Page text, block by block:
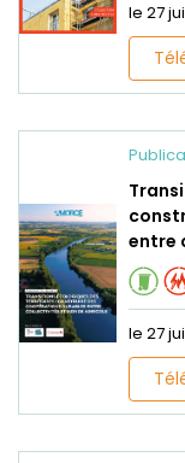
le 27
entre
le 27